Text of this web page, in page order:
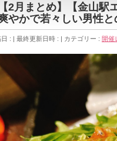
【2月まとめ】【金山
やかで若々しい男性
: 最終更新日時 : カテゴリー : 開催